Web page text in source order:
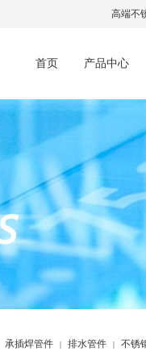
高端不
首页 产品中心
承插焊管件 | 排水管件 | 不锈